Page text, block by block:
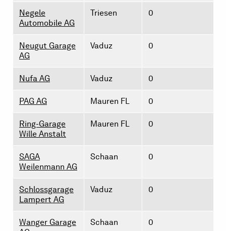
Negele
Automobile AG
Triesen 0
Neugut Garage
AG
Vaduz 0
Nufa AG Vaduz 0
PAG AG Mauren FL 0
Ring-Garage
Wille Anstalt
Mauren FL 0
SAGA
Weilenmann AG
Schaan 0
Schlossgarage
Lampert AG
Vaduz 0
Wanger Garage
Schaan 0